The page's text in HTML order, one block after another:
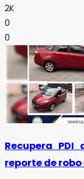
2K
0
0
Recupera
reporte de